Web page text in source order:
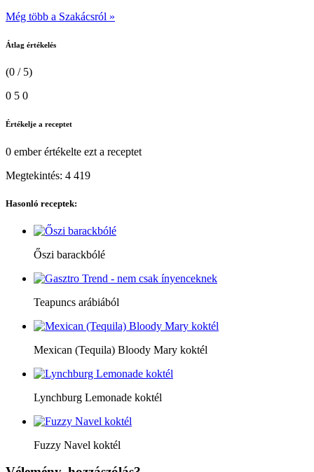
Még több a Szakácsról »
Átlag értékelés
(0 / 5)
0 5 0
Értékelje a receptet
0 emberértékelte ezt a receptet
Megtekintés: 4 419
Hasonló receptek:
Őszi barackbólé
Teapuncs arábiából
Mexican (Tequila) Bloody Mary koktél
Lynchburg Lemonade koktél
Fuzzy Navel koktél